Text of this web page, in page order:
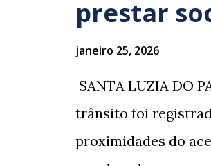
prestar
janeiro 25, 2026
SANTA LUZIA DO
trânsito foi
proximidades do